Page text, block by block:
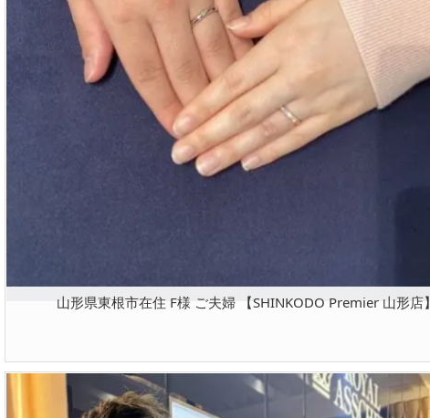
山形県東根市在住 F様 ご夫婦 【SHINKODO Premier 山形店】